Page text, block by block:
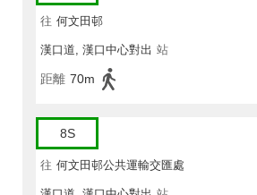
往 何文田邨
漢口道, 漢口中心對出 站
距離 70m
8S
往 何文田邨公共運輸交匯處